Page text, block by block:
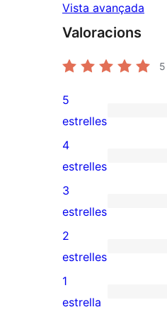
Vista avançada
Valoracions
5
1
valoració
de
5
estrelles
5
estrelles
0
valoracions
de
4
estrelles
4
estrelles
0
valoracions
de
3
estrelles
3
estrelles
0
valoracions
de
2
estrelles
0
1
estrella